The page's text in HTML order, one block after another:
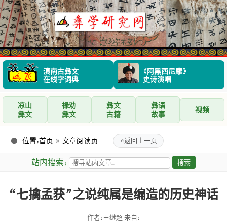
滇南古彝文
在线字词典
《阿黑西尼摩》
史诗演唱
凉山
彝文
禄劝
彝文
彝文
古籍
彝语
故事
视频
位置：首页 » 文章阅读页 «返回上一页
站内搜索：
“七擒孟获”之说纯属是编造的历史神话
作者：王继超 来自：